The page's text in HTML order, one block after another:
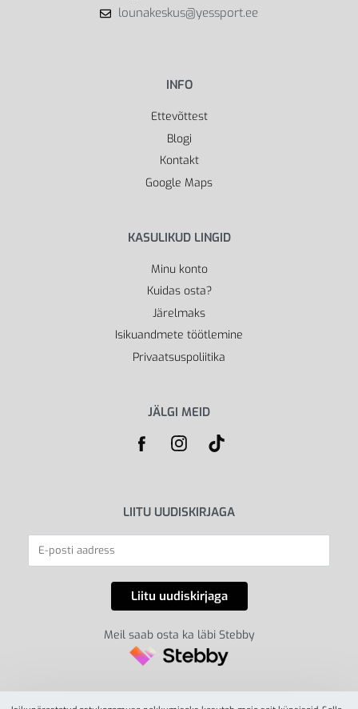
lounakeskus@yessport.ee
INFO
Ettevõttest
Blogi
Kontakt
Google Maps
KASULIKUD LINGID
Minu konto
Kuidas osta?
Järelmaks
Isikuandmete töötlemine
Privaatsuspoliitika
JÄLGI MEID
LIITU UUDISKIRJAGA
Meil saab osta ka läbi Stebby